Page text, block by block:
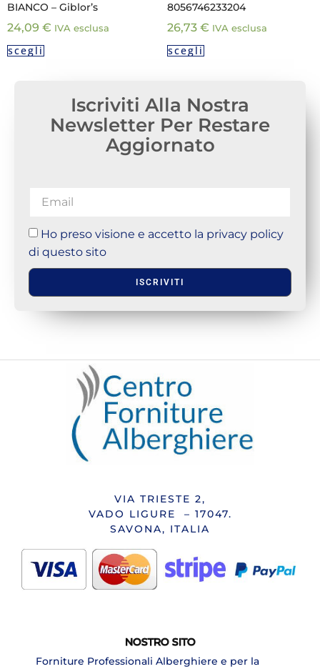
BIANCO – Giblor’s
24,09 € IVA esclusa
scegli
8056746233204
26,73 € IVA esclusa
scegli
Iscriviti Alla Nostra
Newsletter Per Restare
Aggiornato
Ho preso visione e accetto la privacy policy
di questo sito
ISCRIVITI
VIA TRIESTE 2,
VADO LIGURE – 17047.
SAVONA, ITALIA
NOSTRO SITO
Forniture Professionali Alberghiere e per la